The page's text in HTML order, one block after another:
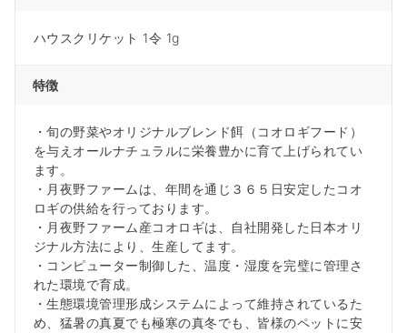
ハウスクリケット 1令 1g
特徴
・旬の野菜やオリジナルブレンド餌（コオロギフード）
を与えオールナチュラルに栄養豊かに育て上げられてい
ます。
・月夜野ファームは、年間を通じ３６５日安定したコオ
ロギの供給を行っております。
・月夜野ファーム産コオロギは、自社開発した日本オリ
ジナル方法により、生産してます。
・コンピューター制御した、温度・湿度を完璧に管理さ
れた環境で育成。
・生態環境管理形成システムによって維持されているた
め、猛暑の真夏でも極寒の真冬でも、皆様のペットに安